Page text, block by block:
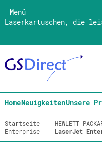
Menü
Laserkartuschen, die
HomeNeuigkeitenUnsere
Startseite HEWLETT
Enterprise
LaserJet